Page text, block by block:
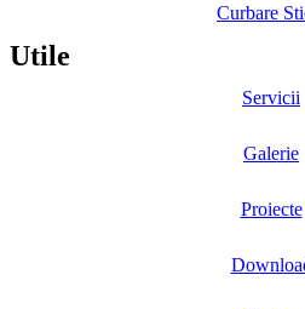
Curbare
Utile
Servicii
Galerie
Proiecte